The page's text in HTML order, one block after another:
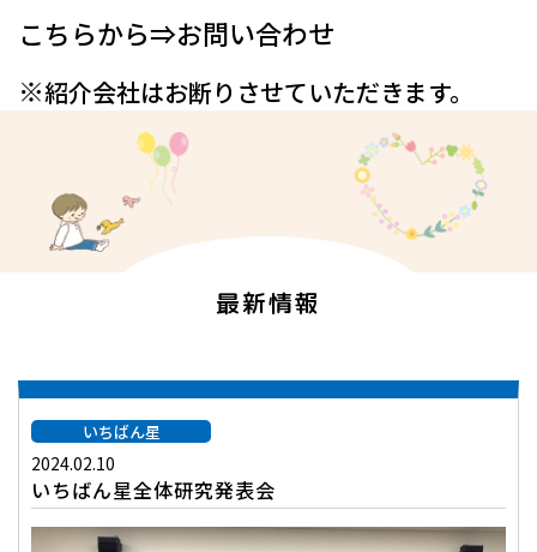
こちらから⇒お問い合わせ
※紹介会社はお断りさせていただきます。
最新情報
いちばん星
2024.02.10
いちばん星全体研究発表会